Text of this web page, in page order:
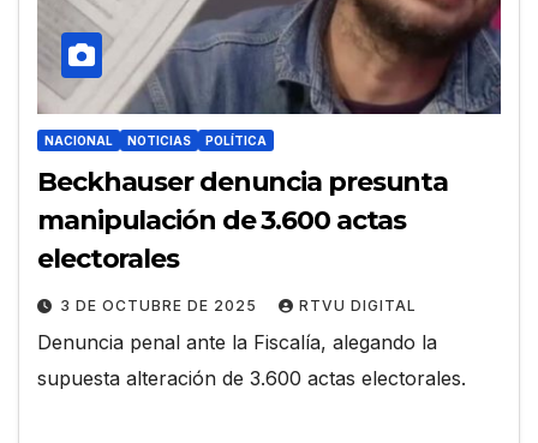
NACIONAL NOTICIAS POLÍTICA
Beckhauser denuncia presunta
manipulación de 3.600 actas
electorales
3 DE OCTUBRE DE 2025 RTVU DIGITAL
Denuncia penal ante la Fiscalía, alegando la
supuesta alteración de 3.600 actas electorales.